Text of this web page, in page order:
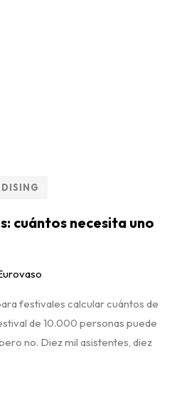
cuántos necesita uno
festivales calcular cuántos de
de 10.000 personas puede
no. Diez mil asistentes, diez